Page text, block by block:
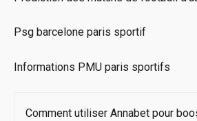
Psg barcelone paris sportif
Informations PMU paris sportifs
Comment utiliser Annabet pour